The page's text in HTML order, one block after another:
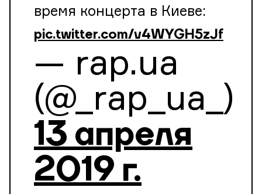
время концерта в Киеве:
pic.twitter.com/v4WYGH5zJf
— rap.ua
(@_rap_ua_)
13 апреля
2019 г.